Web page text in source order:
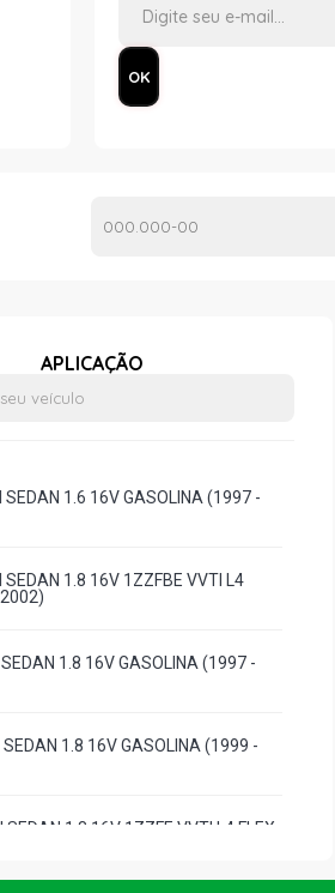
APLICAÇÃO
SEDAN 1.6 16V GASOLINA (1997 -
SEDAN 1.8 16V 1ZZFBE VVTI L4
1.8 16V GASOLINA (1997 -
SEDAN 1.8 16V GASOLINA (1999 -
SEDAN 1.8 16V 1ZZFE VVTI L4 FLEX